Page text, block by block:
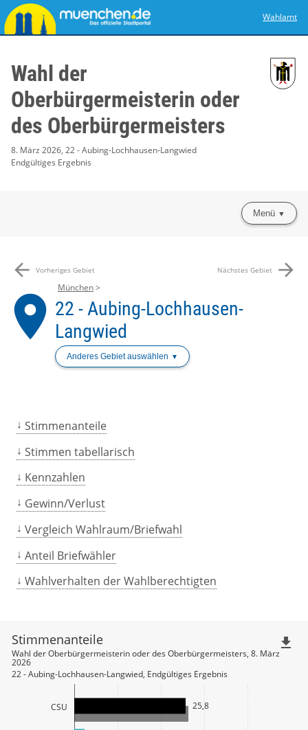
Wahlamt
Wahl der
Oberbürgermeisterin oder
des Oberbürgermeisters
8. März 2026, 22 - Aubing-Lochhausen-Langwied
Endgültiges Ergebnis
Menü
arrow_back Vorheriges Gebiet Nächstes Gebiet arrow_forward
place
München
22 - Aubing-Lochhausen-
Langwied
Anderes Gebiet auswählen
Stimmenanteile
Stimmen tabellarisch
Kennzahlen
Gewinn/Verlust
Vergleich Wahlraum/Briefwahl
Anteil Briefwähler
Wahlverhalten der Wahlberechtigten
CSU 25,8
Stimmenanteile
Wahl der Oberbürgermeisterin oder des Oberbürgermeisters, 8. März
2026
22 - Aubing-Lochhausen-Langwied, Endgültiges Ergebnis
file_download